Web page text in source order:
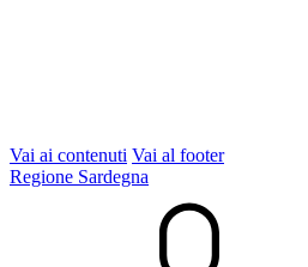
Vai ai contenuti Vai al footer
Regione Sardegna